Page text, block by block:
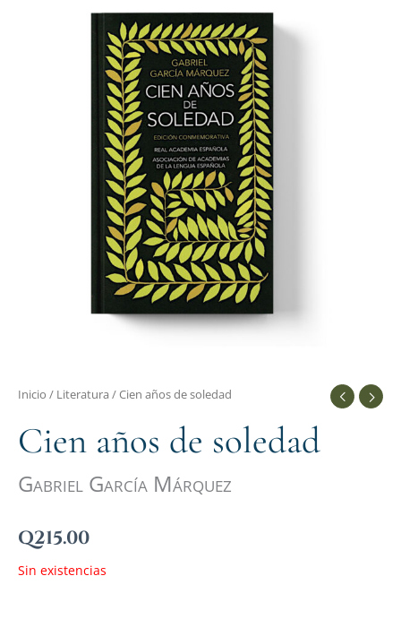
Inicio / Literatura / Cien años de soledad
Cien años de soledad
Gabriel García Márquez
Q215.00
Sin existencias